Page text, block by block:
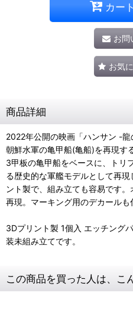
カー
お問
お気
商品詳細
2022年公開の映画「ハンサン -龍
朝鮮水軍の亀甲船(亀船)を再現す
3甲板の亀甲船をベースに、トリ
る歴史的な軍艦モデルとして再
ント製で、組み立ても容易です
再現。マーキング用のデカールも
3Dプリント製 1個入 エッチング
装未組み立てです。
この商品を買った人は、こ